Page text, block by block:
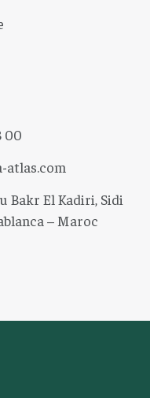
00
atlas.com
Bakr El Kadiri, Sidi
– Maroc